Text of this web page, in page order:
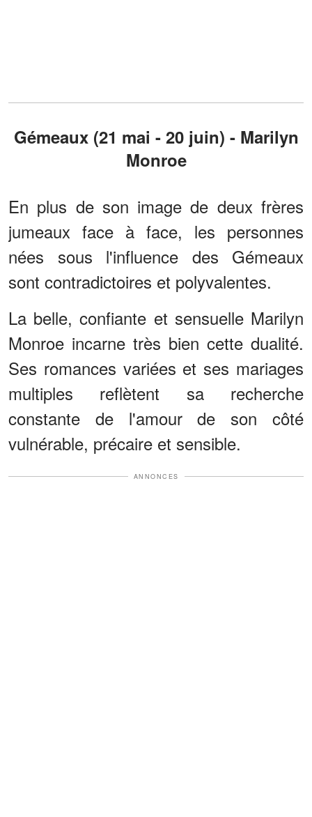
Gémeaux (21 mai - 20 juin) - Marilyn
Monroe
En plus de son image de deux frères
jumeaux face à face, les personnes
nées sous l'influence des Gémeaux
sont contradictoires et polyvalentes.
La belle, confiante et sensuelle Marilyn
Monroe incarne très bien cette dualité.
Ses romances variées et ses mariages
multiples reflètent sa recherche
constante de l'amour de son côté
vulnérable, précaire et sensible.
ANNONCES